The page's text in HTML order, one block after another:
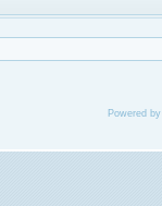
Powered by